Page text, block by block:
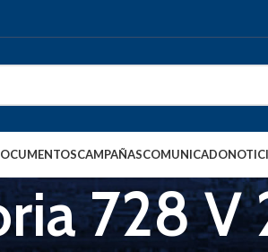
CAMPAÑASCOMUNICADO
728